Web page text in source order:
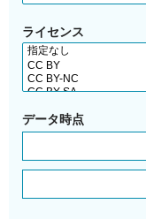
ライセンス
データ時点